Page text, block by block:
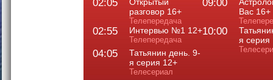
02:05
разговор 16+
Телепередача
02:55 Интервью №1 12+
Телепередача
04:05
Татьянин день. 9-
я серия 12+
Телесериал
09:00
Вас 16+
10:00
я серия